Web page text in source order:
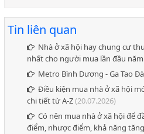
Tin liên quan
Nhà ở xã hội hay chung cư
nhất cho người mua lần đầu năm
Metro Bình Dương - Ga Tao
Điều kiện mua nhà ở xã hội
chi tiết từ A-Z(20.07.2026)
Có nên mua nhà ở xã hội để
điểm, nhược điểm, khả năng